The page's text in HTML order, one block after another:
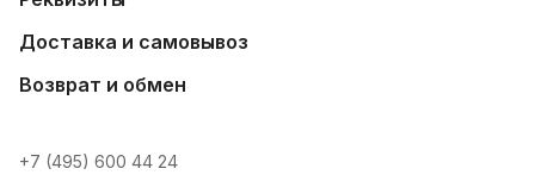
Доставка и самовывоз
Возврат и обмен
+7 (495) 600 44 24